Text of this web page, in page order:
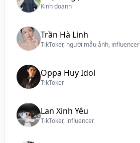
Kinh doanh
Trần Hà Linh
TikToker, người mẫu ảnh, influencer
Oppa Huy Idol
TikToker
Lan Xinh Yêu
TikToker, influencer